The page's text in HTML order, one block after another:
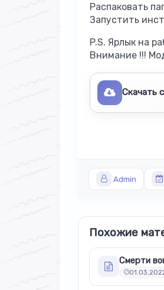
Распаковать
Запустить
P.S. Ярлык на
Внимание !!!
Скачать
Admin
Похожие
Смерти